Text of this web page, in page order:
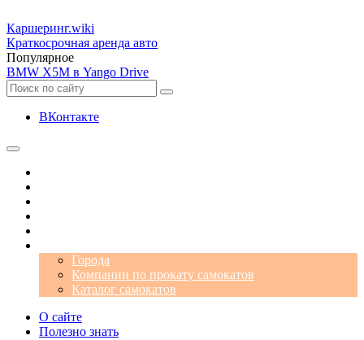
Каршеринг.wiki
Краткосрочная аренда авто
Популярное
BMW X5M в Yango Drive
ВКонтакте
Города
Компании по прокату самокатов
Каталог самокатов
О сайте
Полезно знать